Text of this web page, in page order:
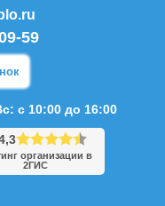
59
с 10:00 до 16:00
организации в
2ГИС